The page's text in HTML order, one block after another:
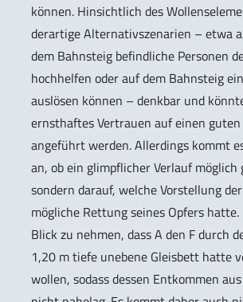
können. Hinsichtlich des
derartige Alternativszenarien – etwa
dem Bahnsteig befindliche Personen
hochhelfen oder auf dem Bahnsteig
auslösen können – denkbar und
ernsthaftes Vertrauen auf einen guten
angeführt werden. Allerdings kommt
an, ob ein glimpflicher Verlauf möglich
sondern darauf, welche Vorstellung
mögliche Rettung seines Opfers
Blick zu nehmen, dass A den F durch
1,20 m tiefe unebene Gleisbett hatte
wollen, sodass dessen Entkommen